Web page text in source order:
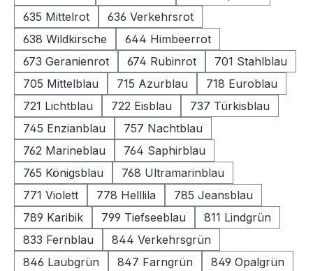
635 Mittelrot
636 Verkehrsrot
638 Wildkirsche
644 Himbeerrot
673 Geranienrot
674 Rubinrot
701 Stahlblau
705 Mittelblau
715 Azurblau
718 Euroblau
721 Lichtblau
722 Eisblau
737 Türkisblau
745 Enzianblau
757 Nachtblau
762 Marineblau
764 Saphirblau
765 Königsblau
768 Ultramarinblau
771 Violett
778 Helllila
785 Jeansblau
789 Karibik
799 Tiefseeblau
811 Lindgrün
833 Fernblau
844 Verkehrsgrün
846 Laubgrün
847 Farngrün
849 Opalgrün